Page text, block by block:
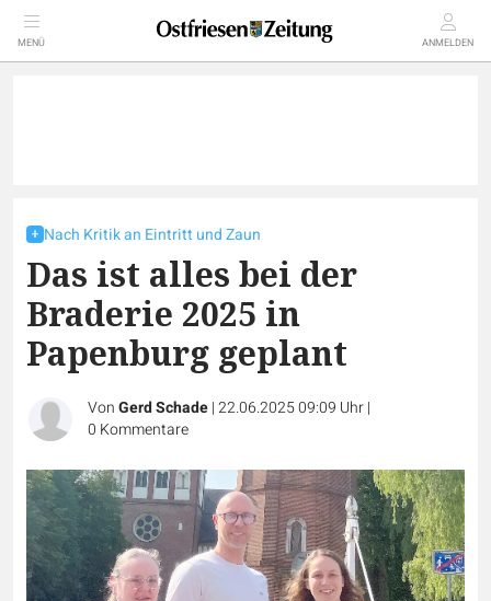
MENÜ ANMELDEN
Nach Kritik an Eintritt und Zaun
Das ist alles bei der
Braderie 2025 in
Papenburg geplant
VonGerd Schade|22.06.2025 09:09 Uhr|
0 Kommentare